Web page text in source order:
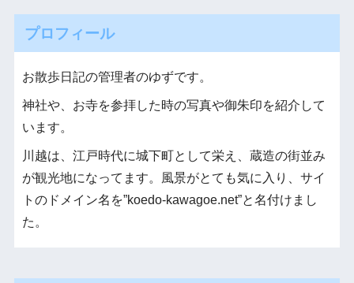
プロフィール
お散歩日記の管理者のゆずです。
神社や、お寺を参拝した時の写真や御朱印を紹介して
います。
川越は、江戸時代に城下町として栄え、蔵造の街並み
が観光地になってます。風景がとても気に入り、サイ
トのドメイン名を”koedo-kawagoe.net”と名付けまし
た。